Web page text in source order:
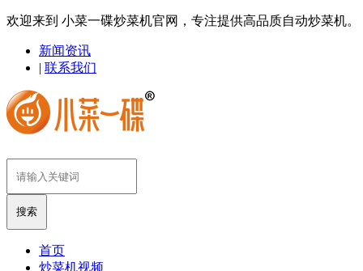
欢迎来到 小菜一碟炒菜机官网，专注提供高品质自动炒菜机。
新闻资讯
| 联系我们
首页
炒菜机视频